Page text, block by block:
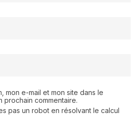
mon e-mail et mon site dans le
prochain commentaire.
pas un robot en résolvant le calcul